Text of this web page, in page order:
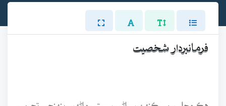
فرمانبردار شخصيت
هڪ مجلس ۾، ڪنهن سياڻي سيبتي ماڻهو، پنهنجي تجربي